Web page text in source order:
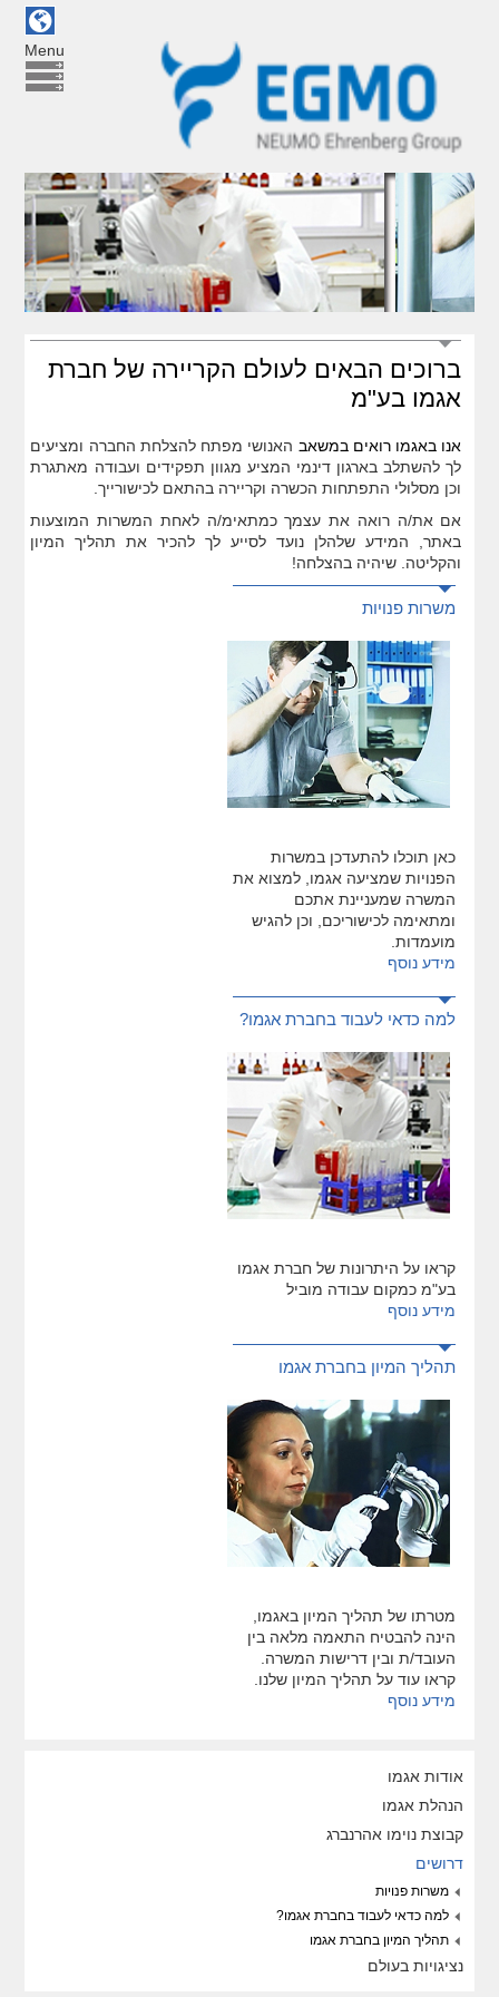
Menu
ברוכים הבאים לעולם הקריירה של חברת
אגמו בע"מ
אנו באגמו רואים במשאב האנושי מפתח להצלחת החברה ומציעים
לך להשתלב בארגון דינמי המציע מגוון תפקידים ועבודה מאתגרת
וכן מסלולי התפתחות הכשרה וקריירה בהתאם לכישורייך.
אם את/ה רואה את עצמך כמתאימ/ה לאחת המשרות המוצעות
באתר, המידע שלהלן נועד לסייע לך להכיר את תהליך המיון
והקליטה. שיהיה בהצלחה!
משרות פנויות
כאן תוכלו להתעדכן במשרות
הפנויות שמציעה אגמו, למצוא את
המשרה שמעניינת אתכם
ומתאימה לכישוריכם, וכן להגיש
מועמדות.
מידע נוסף
למה כדאי לעבוד בחברת אגמו?
קראו על היתרונות של חברת אגמו
בע"מ כמקום עבודה מוביל
מידע נוסף
תהליך המיון בחברת אגמו
מטרתו של תהליך המיון באגמו,
הינה להבטיח התאמה מלאה בין
העובד/ת ובין דרישות המשרה.
קראו עוד על תהליך המיון שלנו.
מידע נוסף
אודות אגמו
הנהלת אגמו
קבוצת נוימו אהרנברג
דרושים
משרות פנויות
למה כדאי לעבוד בחברת אגמו?
תהליך המיון בחברת אגמו
נציגויות בעולם